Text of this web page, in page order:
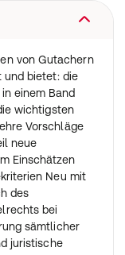
von Gutachern
und bietet: die
einem Band
wichtigsten
Vorschläge
neue
Einschätzen
Neu mit
des
bei
sämtlicher
juristische